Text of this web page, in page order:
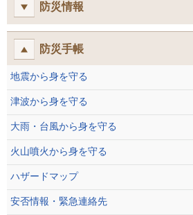
防災情報
防災手帳
地震から身を守る
津波から身を守る
大雨・台風から身を守る
火山噴火から身を守る
ハザードマップ
安否情報・緊急連絡先